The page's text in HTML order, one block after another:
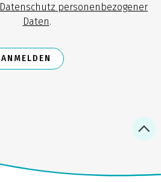
Datenschutz personenbezogener
Daten.
ANMELDEN